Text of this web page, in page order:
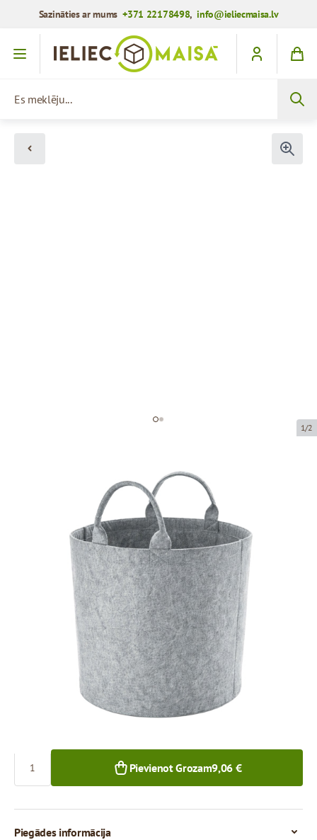
Sazināties ar mums+371 22178498,info@ieliecmaisa.lv
Iet uz saturu
1/2
LM504
40 x 40 cm
filcs
Prece ir pieejama saņemšanai pakomātā.
Cena par 1 gab.
8,70 €
20+ gab.
Skaits
Pievienot Grozam9,06 €
Piegādes informācija